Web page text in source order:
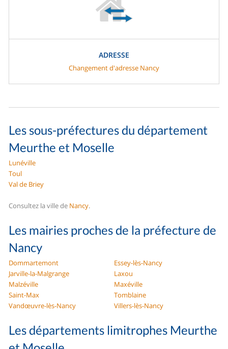
ADRESSE
Changement d'adresse Nancy
Les sous-préfectures du département
Meurthe et Moselle
Lunéville
Toul
Val de Briey
Consultez la ville de Nancy.
Les mairies proches de la préfecture de
Nancy
Dommartemont
Essey-lès-Nancy
Jarville-la-Malgrange
Laxou
Malzéville
Maxéville
Saint-Max
Tomblaine
Vandœuvre-lès-Nancy
Villers-lès-Nancy
Les départements limitrophes Meurthe